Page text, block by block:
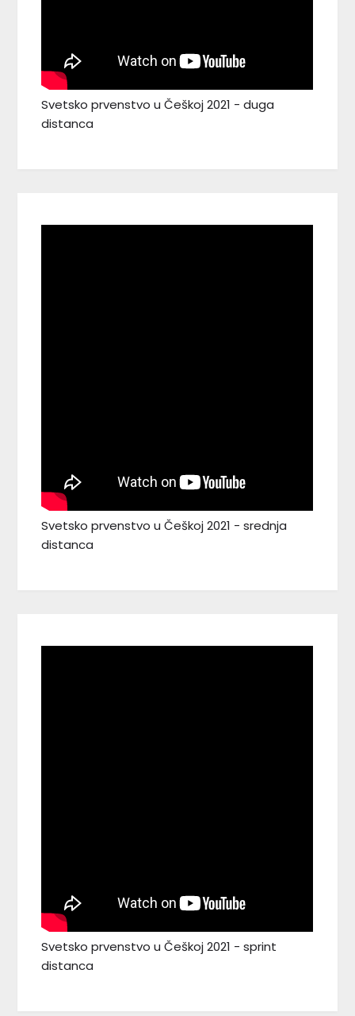
Svetsko prvenstvo u Češkoj 2021 - duga
distanca
Svetsko prvenstvo u Češkoj 2021 - srednja
distanca
Svetsko prvenstvo u Češkoj 2021 - sprint
distanca